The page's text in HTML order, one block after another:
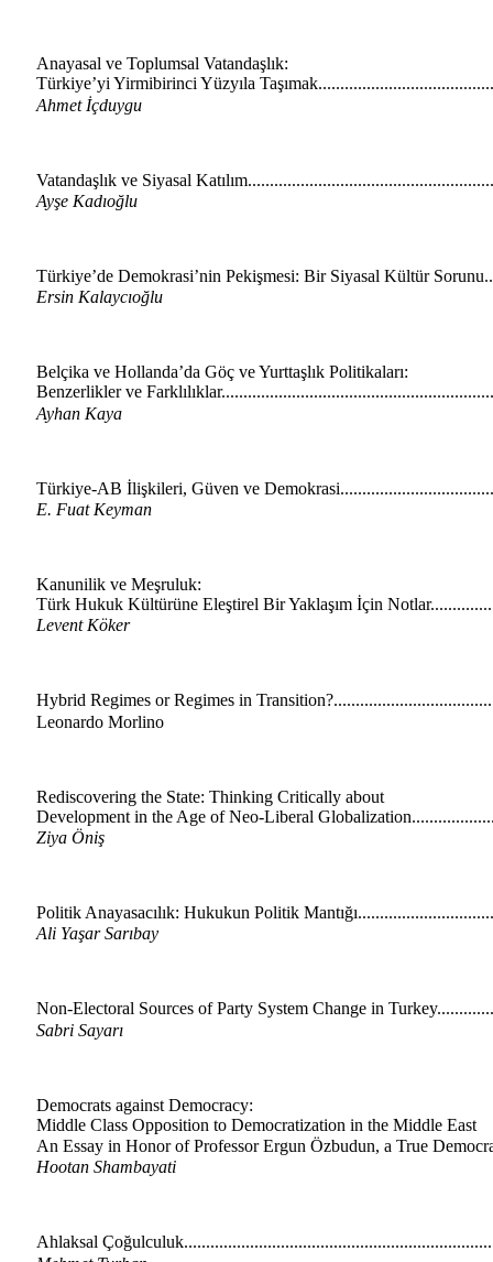
Anayasal ve Toplumsal Vatandaşlık:
Türkiye’yi Yirmibirinci Yüzyıla
Ahmet İçduygu
Vatandaşlık ve Siyasal
Ayşe Kadıoğlu
Türkiye’de Demokrasi’nin Pekişmesi: Bir Siyasal Kültür
Ersin Kalaycıoğlu
Belçika ve Hollanda’da Göç ve Yurttaşlık Politikaları:
Benzerlikler ve
Ayhan Kaya
Türkiye-AB İlişkileri, Güven ve
E. Fuat Keyman
Kanunilik ve Meşruluk:
Türk Hukuk Kültürüne Eleştirel Bir Yaklaşım İçin
Levent Köker
Hybrid Regimes or Regimes in
Leonardo Morlino
Rediscovering the State: Thinking Critically about
Development in the Age of Neo-Liberal
Ziya Öniş
Politik Anayasacılık: Hukukun Politik
Ali Yaşar Sarıbay
Non-Electoral Sources of Party System Change in
Sabri Sayarı
Democrats against Democracy:
Middle Class Opposition to Democratization in the Middle East
An Essay in Honor of Professor Ergun Özbudun, a True
Hootan Shambayati
Ahlaksal